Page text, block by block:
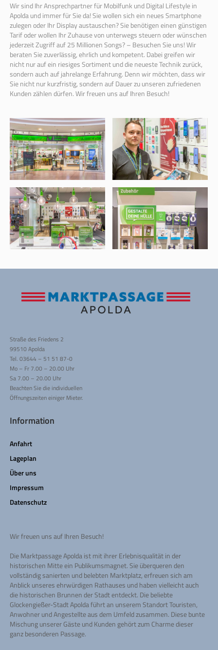
Wir sind Ihr Ansprechpartner für Mobilfunk und Digital Lifestyle in
Apolda und immer für Sie da! Sie wollen sich ein neues Smartphone
zulegen oder Ihr Display austauschen? Sie benötigen einen günstigen
Tarif oder wollen Ihr Zuhause von unterwegs steuern oder wünschen
jederzeit Zugriff auf 25 Millionen Songs? – Besuchen Sie uns! Wir
beraten Sie zuverlässig, ehrlich und kompetent. Dabei greifen wir
nicht nur auf ein riesiges Sortiment und die neueste Technik zurück,
sondern auch auf jahrelange Erfahrung. Denn wir möchten, dass wir
Sie nicht nur kurzfristig, sondern auf Dauer zu unseren zufriedenen
Kunden zählen dürfen. Wir freuen uns auf Ihren Besuch!
Straße des Friedens 2
99510 Apolda
Tel. 03644 – 51 51 87-0
Mo – Fr 7.00 – 20.00 Uhr
Sa 7.00 – 20.00 Uhr
Beachten Sie die individuellen
Öffnungszeiten einiger Mieter.
Information
Anfahrt
Lageplan
Über uns
Impressum
Datenschutz
Wir freuen uns auf Ihren Besuch!
Die Marktpassage Apolda ist mit ihrer Erlebnisqualität in der
historischen Mitte ein Publikumsmagnet. Sie überqueren den
vollständig sanierten und belebten Marktplatz, erfreuen sich am
Anblick unseres ehrwürdigen Rathauses und haben vielleicht auch
die historischen Brunnen der Stadt entdeckt. Die beliebte
Glockengießer-Stadt Apolda führt an unserem Standort Touristen,
Anwohner und Angestellte aus dem Umfeld zusammen. Diese bunte
Mischung unserer Gäste und Kunden gehört zum Charme dieser
ganz besonderen Passage.